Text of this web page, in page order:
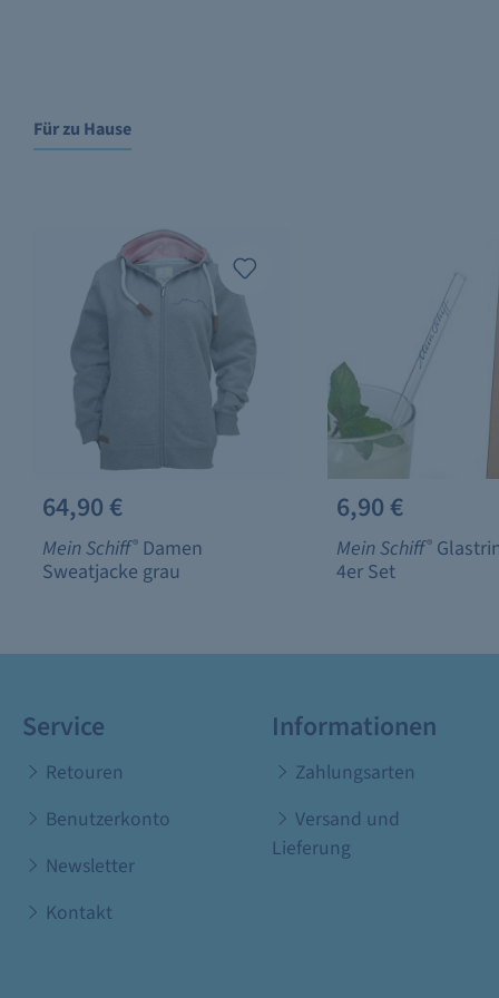
Für zu Hause
64,90 €
Mein Schiff® Damen
Sweatjacke grau
6,90 €
Mein Schiff®
4er Set
Service
Retouren
Benutzerkonto
Newsletter
Kontakt
Informationen
Zahlungsarten
Versand und
Lieferung